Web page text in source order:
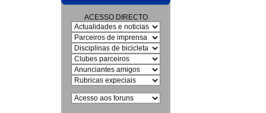
ACESSO DIRECTO